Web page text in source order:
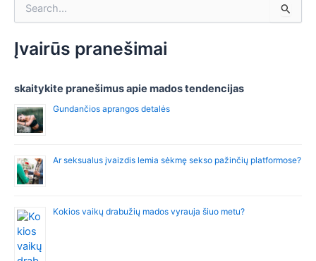
r
c
f
Įvairūs pranešimai
skaitykite pranešimus apie mados tendencijas
Gundančios aprangos detalės
Ar seksualus įvaizdis lemia sėkmę sekso pažinčių platformose?
Kokios vaikų drabužių mados vyrauja šiuo metu?